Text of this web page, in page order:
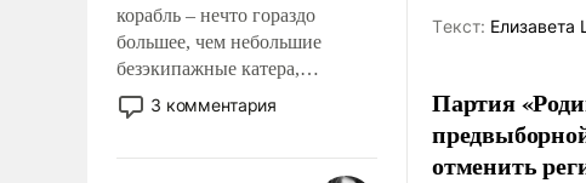
корабль – нечто гораздо
большее, чем небольшие
безэкипажные катера,
применение которых уже
стало обыденностью. Задача по
сложна и амбициозна. Однако
3 комментария
Tекст:
Партия
отменить